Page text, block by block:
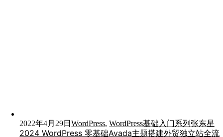
2022年4月29日WordPress,WordPress基础入门系列张东星
2024 WordPress 零基础Avada主题搭建外贸独立站全流